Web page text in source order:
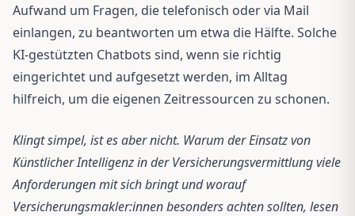
Aufwand um Fragen, die telefonisch oder via Mail
einlangen, zu beantworten um etwa die Hälfte. Solche
KI-gestützten Chatbots sind, wenn sie richtig
eingerichtet und aufgesetzt werden, im Alltag
hilfreich, um die eigenen Zeitressourcen zu schonen.
Klingt simpel, ist es aber nicht. Warum der Einsatz von
Künstlicher Intelligenz in der Versicherungsvermittlung viele
Anforderungen mit sich bringt und worauf
Versicherungsmakler:innen besonders achten sollten, lesen